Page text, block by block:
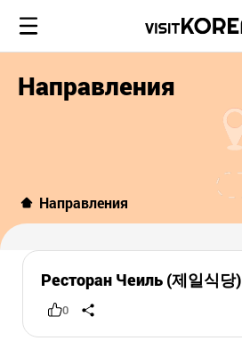
Направления
Направления
Ресторан Чеиль (제일식당)
0